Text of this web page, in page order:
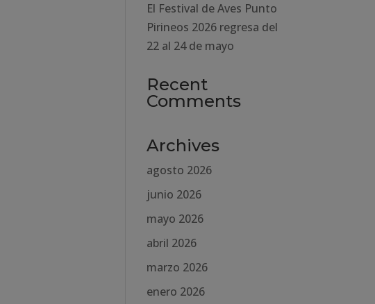
El Festival de Aves Punto
Pirineos 2026 regresa del
22 al 24 de mayo
Recent
Comments
Archives
agosto 2026
junio 2026
mayo 2026
abril 2026
marzo 2026
enero 2026